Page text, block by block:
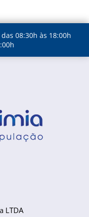
08:30h às 18:00h
LTDA